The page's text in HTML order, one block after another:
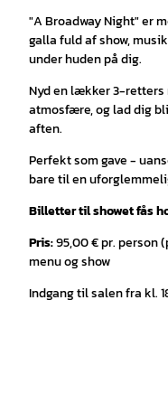
"A Broadway Night" er
galla fuld af show,
under huden på dig.
Nyd en lækker 3-
atmosfære, og lad dig
aften.
Perfekt som gave -
bare til en
Billetter til showet fås
Pris:95,00 € pr. person
menu og show
Indgang til salen fra kl.